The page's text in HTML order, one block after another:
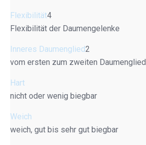
Flexibilität4
Flexibilität der Daumengelenke
Inneres Daumenglied2
vom ersten zum zweiten Daumenglied
Hart
nicht oder wenig biegbar
Weich
weich, gut bis sehr gut biegbar